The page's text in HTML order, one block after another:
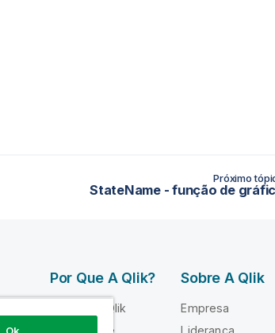
Próximo
StateName - função de
Por Que A Qlik?
Por que a Qlik
Confiança e
Sobre A Qlik
Empresa
Liderança